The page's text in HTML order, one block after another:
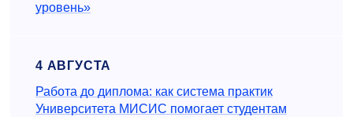
уровень»
4 АВГУСТА
Работа до диплома: как система практик
Университета МИСИС помогает студентам